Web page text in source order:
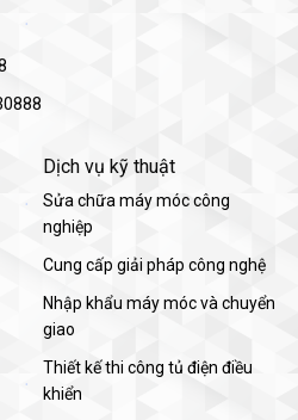
Dịch vụ kỹ thuật
Sửa chữa máy móc công
nghiệp
Cung cấp giải pháp công nghệ
Nhập khẩu máy móc và chuyển
giao
Thiết kế thi công tủ điện điều
khiển